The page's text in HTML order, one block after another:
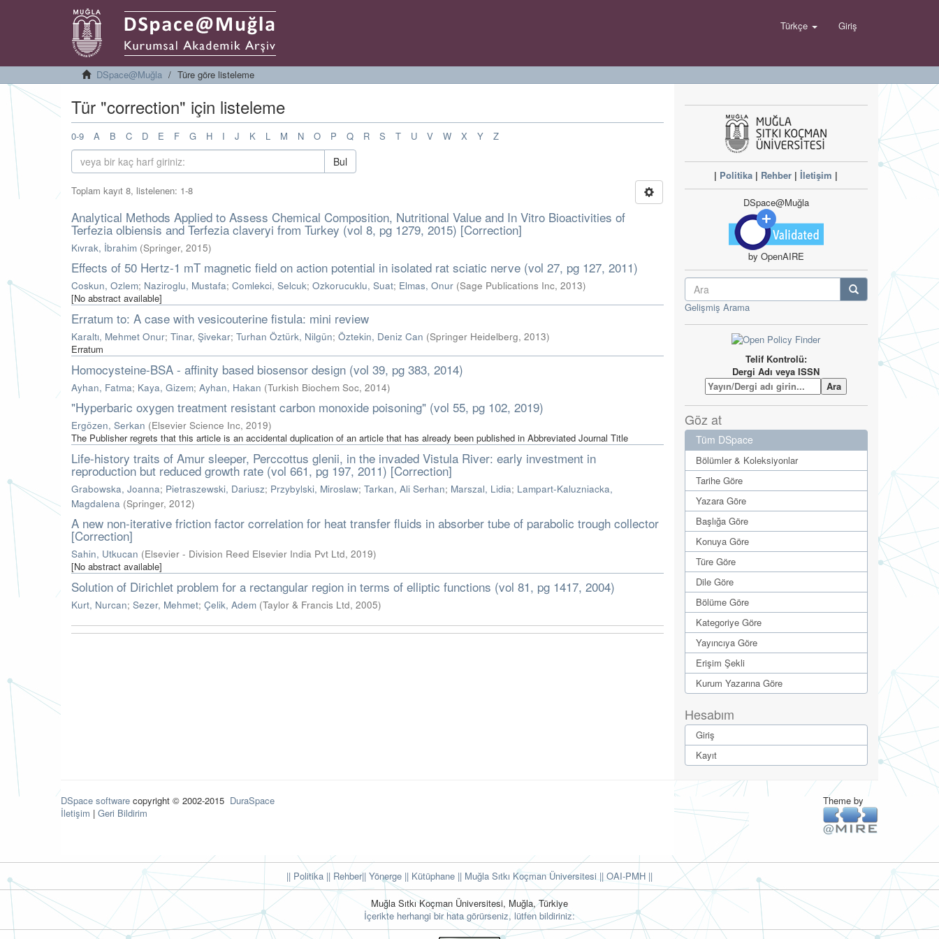
Türkçe Giriş
DSpace@Muğla Türe göre listeleme
Tür "correction" için listeleme
0-9 A B C D E F G H I J K L M N O P Q R S T U V W X Y Z
Bul
Toplam kayıt 8, listelenen: 1-8
Analytical Methods Applied to Assess Chemical Composition, Nutritional Value and In Vitro Bioactivities of
Terfezia olbiensis and Terfezia claveryi from Turkey (vol 8, pg 1279, 2015) [Correction]
Kıvrak, İbrahim (Springer, 2015)
Effects of 50 Hertz-1 mT magnetic field on action potential in isolated rat sciatic nerve (vol 27, pg 127, 2011)
Coskun, Ozlem; Naziroglu, Mustafa; Comlekci, Selcuk; Ozkorucuklu, Suat; Elmas, Onur (Sage Publications Inc, 2013)
[No abstract available]
Erratum to: A case with vesicouterine fistula: mini review
Karaltı, Mehmet Onur; Tinar, Şivekar; Turhan Öztürk, Nilgün; Öztekin, Deniz Can (Springer Heidelberg, 2013)
Erratum
Homocysteine-BSA - affinity based biosensor design (vol 39, pg 383, 2014)
Ayhan, Fatma; Kaya, Gizem; Ayhan, Hakan (Turkish Biochem Soc, 2014)
"Hyperbaric oxygen treatment resistant carbon monoxide poisoning" (vol 55, pg 102, 2019)
Ergözen, Serkan (Elsevier Science Inc, 2019)
The Publisher regrets that this article is an accidental duplication of an article that has already been published in Abbreviated Journal Title
Life-history traits of Amur sleeper, Perccottus glenii, in the invaded Vistula River: early investment in
reproduction but reduced growth rate (vol 661, pg 197, 2011) [Correction]
Grabowska, Joanna; Pietraszewski, Dariusz; Przybylski, Miroslaw; Tarkan, Ali Serhan; Marszal, Lidia; Lampart-Kaluzniacka,
Magdalena (Springer, 2012)
A new non-iterative friction factor correlation for heat transfer fluids in absorber tube of parabolic trough collector
[Correction]
Sahin, Utkucan (Elsevier - Division Reed Elsevier India Pvt Ltd, 2019)
[No abstract available]
Solution of Dirichlet problem for a rectangular region in terms of elliptic functions (vol 81, pg 1417, 2004)
Kurt, Nurcan; Sezer, Mehmet; Çelik, Adem (Taylor & Francis Ltd, 2005)
| Politika | Rehber |İletişim |
DSpace@Muğla
by OpenAIRE
Gelişmiş Arama
Telif Kontrolü:
Dergi Adı veya ISSN
Göz at
Tüm DSpace
Bölümler & Koleksiyonlar
Tarihe Göre
Yazara Göre
Başlığa Göre
Konuya Göre
Türe Göre
Dile Göre
Bölüme Göre
Kategoriye Göre
Yayıncıya Göre
Erişim Şekli
Kurum Yazarına Göre
Hesabım
Giriş
Kayıt
DSpace software copyright © 2002-2015 DuraSpace
İletişim | Geri Bildirim
Theme by
|| Politika || Rehber|| Yönerge || Kütüphane || Muğla Sıtkı Koçman Üniversitesi || OAI-PMH ||
Muğla Sıtkı Koçman Üniversitesi, Muğla, Türkiye
İçerikte herhangi bir hata görürseniz, lütfen bildiriniz: